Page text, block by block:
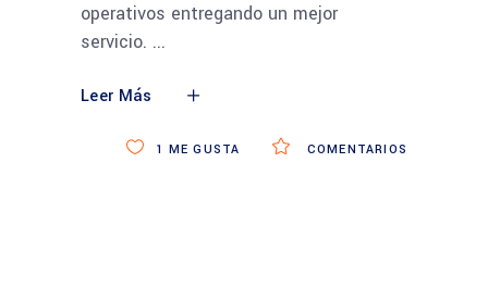
operativos entregando un mejor
servicio.
Leer Más
COMENTARIOS
1 ME GUSTA